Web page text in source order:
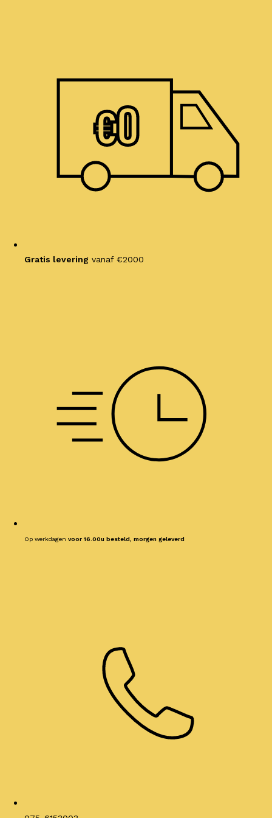
€0
Gratis levering vanaf €2000
Op werkdagen voor 16.00u besteld, morgen geleverd